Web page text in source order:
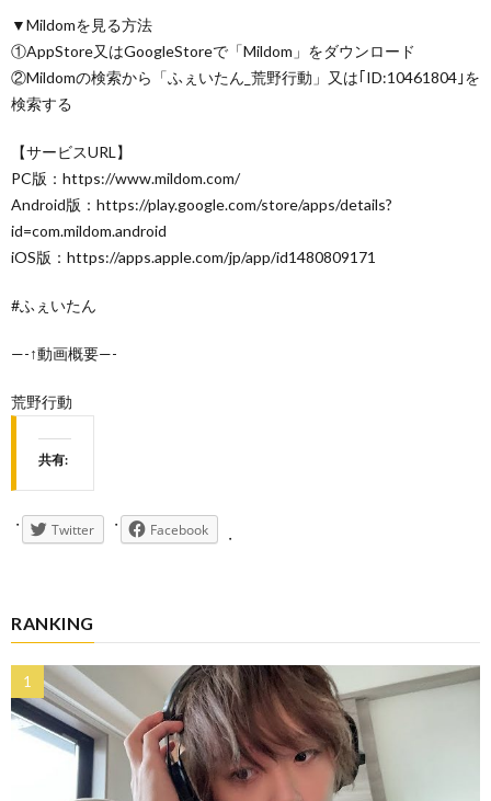
▼Mildomを見る方法
①AppStore又はGoogleStoreで「Mildom」をダウンロード
②Mildomの検索から「ふぇいたん_荒野行動」又は｢ID:10461804｣を
検索する
【サービスURL】
PC版：https://www.mildom.com/
Android版：https://play.google.com/store/apps/details?
id=com.mildom.android
iOS版：https://apps.apple.com/jp/app/id1480809171
#ふぇいたん
—-↑動画概要—-
荒野行動
共有:
Twitter Facebook
RANKING